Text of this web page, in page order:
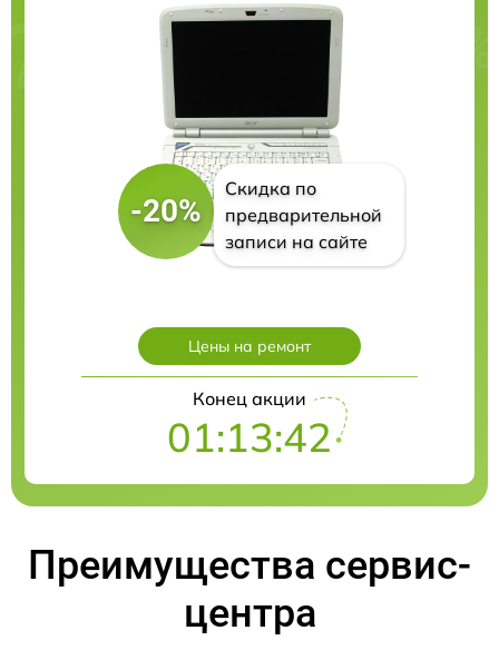
-20%
Скидка по
предварительной
записи на сайте
Цены на ремонт
Конец акции
01:13:41
Преимущества сервис-
центра